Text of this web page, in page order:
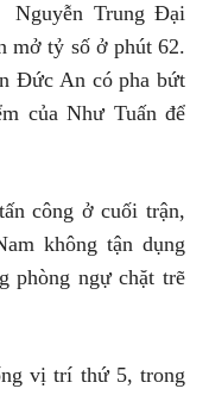
Trung Đại
mở tỷ số ở phút 62.
Đức An có pha bứt
của Như Tuấn để
công ở cuối trận,
không tận dụng
phòng ngự chặt trẽ
vị trí thứ 5, trong